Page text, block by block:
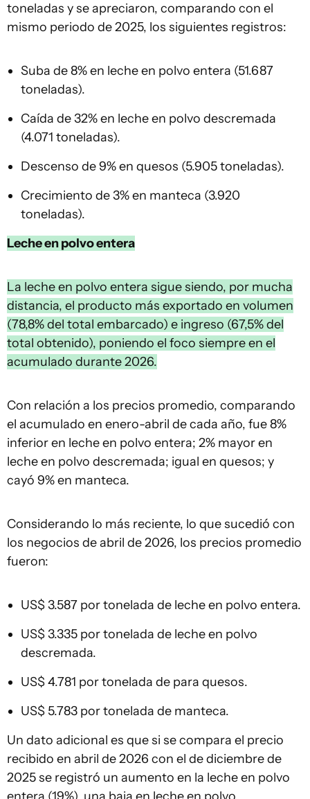
toneladas y se apreciaron, comparando con el
mismo periodo de 2025, los siguientes registros:
Suba de 8% en leche en polvo entera (51.687
toneladas).
Caída de 32% en leche en polvo descremada
(4.071 toneladas).
Descenso de 9% en quesos (5.905 toneladas).
Crecimiento de 3% en manteca (3.920
toneladas).
Leche en polvo entera
La leche en polvo entera sigue siendo, por mucha
distancia, el producto más exportado en volumen
(78,8% del total embarcado) e ingreso (67,5% del
total obtenido), poniendo el foco siempre en el
acumulado durante 2026.
Con relación a los precios promedio, comparando
el acumulado en enero-abril de cada año, fue 8%
inferior en leche en polvo entera; 2% mayor en
leche en polvo descremada; igual en quesos; y
cayó 9% en manteca.
Considerando lo más reciente, lo que sucedió con
los negocios de abril de 2026, los precios promedio
fueron:
US$ 3.587 por tonelada de leche en polvo entera.
US$ 3.335 por tonelada de leche en polvo
descremada.
US$ 4.781 por tonelada de para quesos.
US$ 5.783 por tonelada de manteca.
Un dato adicional es que si se compara el precio
recibido en abril de 2026 con el de diciembre de
2025 se registró un aumento en la leche en polvo